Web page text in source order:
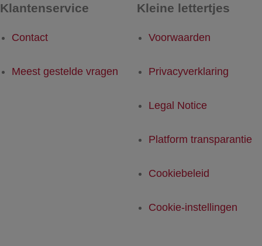
Klantenservice
Contact
Meest gestelde vragen
Kleine lettertjes
Voorwaarden
Privacyverklaring
Legal Notice
Platform transparantie
Cookiebeleid
Cookie-instellingen